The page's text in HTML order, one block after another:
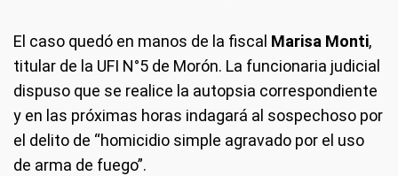
El caso quedó en manos de la fiscal Marisa Monti,
titular de la UFI N°5 de Morón. La funcionaria judicial
dispuso que se realice la autopsia correspondiente
y en las próximas horas indagará al sospechoso por
el delito de “homicidio simple agravado por el uso
de arma de fuego”.